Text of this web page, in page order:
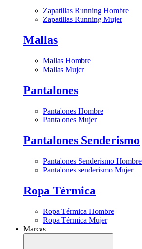
Zapatillas Running Hombre
Zapatillas Running Mujer
Mallas
Mallas Hombre
Mallas Mujer
Pantalones
Pantalones Hombre
Pantalones Mujer
Pantalones Senderismo
Pantalones Senderismo Hombre
Pantalones senderismo Mujer
Ropa Térmica
Ropa Térmica Hombre
Ropa Térmica Mujer
Marcas